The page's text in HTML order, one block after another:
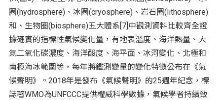
圈(hydrosphere)、冰圈(cryosphere)、岩石圈(lithosphere)
和、生物圈(biosphere)五大體系[7]中觀測資料比較齊全證
據確實的指標性氣候變化量，有地表溫度、海洋熱量、大
氣二氧化碳濃度、海洋酸度、海平面、冰河變化、北極和
南極海冰範圍等，每年將鑑測變量的變化特徵公布在《氣
候聲明》。2018年是發布《氣候聲明》的25週年紀念，標
誌著WMO為UNFCCC提供權威科學數據，氣候學者持續致